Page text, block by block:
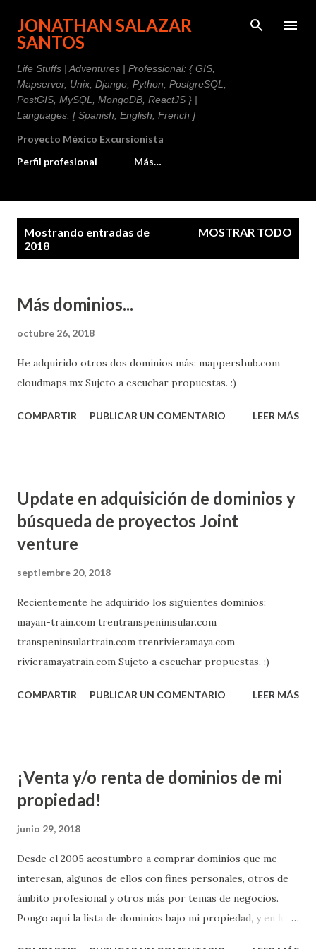
Ir al contenido principal
JONATHAN SALAZAR
SANTOS
Life Stuffs | Adventures | Professional: { GIS,
Mapserver, Unix, Django, Python, PostgreSQL,
PostGIS, MySQL, MongoDB, ReactJS } |
Languages: [ Spanish, English, French ]
Proyecto México Excursionista
Perfil profesional
Más…
Mostrando entradas de
2018
MOSTRAR TODO
Más dominios...
octubre 26, 2018
He adquirido otros dos dominios más: mappershub.com
cloudmaps.mx Sujeto a escuchar propuestas. :)
COMPARTIR PUBLICAR UN COMENTARIO LEER MÁS
Update en adquisición de dominios y
búsqueda de proyectos Joint
venture
septiembre 20, 2018
Recientemente he adquirido los siguientes dominios:
mayan-train.com trentranspeninisular.com
transpeninsulartrain.com trenrivieramaya.com
rivieramayatrain.com Sujeto a escuchar propuestas. :)
COMPARTIR PUBLICAR UN COMENTARIO LEER MÁS
¡Venta y/o renta de dominios de mi
propiedad!
junio 29, 2018
Desde el 2005 acostumbro a comprar dominios que me
interesan, algunos de ellos con fines personales, otros de
ámbito profesional y otros más por temas de negocios.
Pongo aquí la lista de dominios bajo mi propiedad, y en los